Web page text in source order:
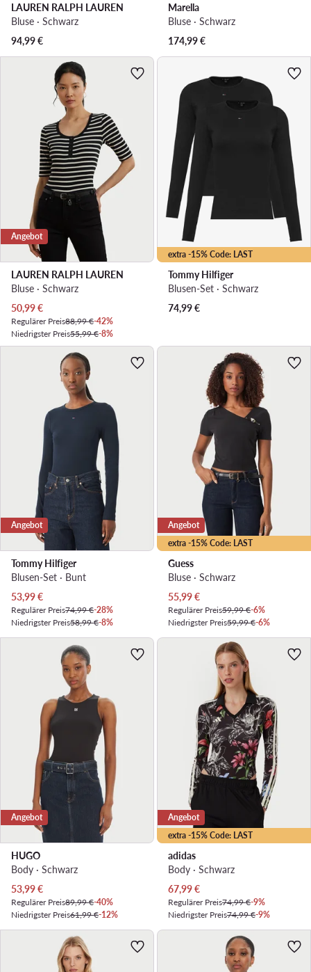
LAUREN RALPH LAUREN
Bluse · Schwarz
94,99€
Marella
Bluse · Schwarz
174,99€
Angebot
LAUREN RALPH LAUREN
Bluse · Schwarz
Aktueller Preis
50,99€
Regulärer Preis88,99 €-42%
Niedrigster Preis55,99 €-8%
extra -15% Code: LAST
Tommy Hilfiger
Blusen-Set · Schwarz
74,99€
Angebot
Tommy Hilfiger
Blusen-Set · Bunt
Aktueller Preis
53,99€
Regulärer Preis74,99 €-28%
Niedrigster Preis58,99 €-8%
extra -15% Code: LAST
Angebot
Guess
Bluse · Schwarz
Aktueller Preis
55,99€
Regulärer Preis59,99 €-6%
Niedrigster Preis59,99 €-6%
Angebot
HUGO
Body · Schwarz
Aktueller Preis
53,99€
Regulärer Preis89,99 €-40%
Niedrigster Preis61,99 €-12%
extra -15% Code: LAST
Angebot
adidas
Body · Schwarz
Aktueller Preis
67,99€
Regulärer Preis74,99 €-9%
Niedrigster Preis74,99 €-9%